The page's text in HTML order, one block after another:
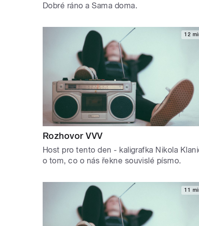
Dobré ráno a Sama doma.
12
Rozhovor VVV
Host pro tento den - kaligrafka Nikola
o tom, co o nás řekne souvislé písmo.
11